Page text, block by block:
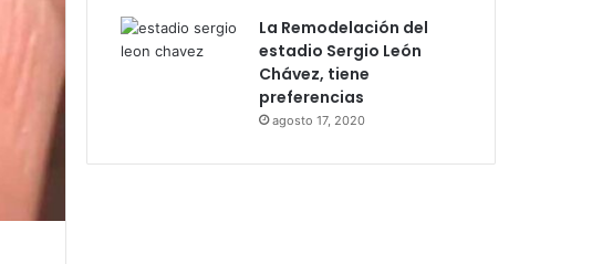
La Remodelación del
estadio Sergio León
Chávez, tiene
preferencias
agosto 17, 2020